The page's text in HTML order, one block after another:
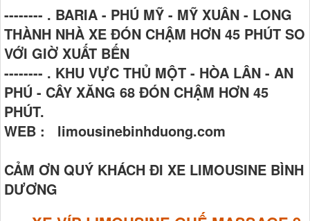
-------- . BARIA - PHÚ MỸ - MỸ XUÂN - LONG
THÀNH NHÀ XE ĐÓN CHẬM HƠN 45 PHÚT SO
VỚI GIỜ XUẤT BẾN
-------- . KHU VỰC THỦ MỘT - HÒA LÂN - AN
PHÚ - CÂY XĂNG 68 ĐÓN CHẬM HƠN 45
PHÚT.
WEB : limousinebinhduong.com
CẢM ƠN QUÝ KHÁCH ĐI XE LIMOUSINE BÌNH
DƯƠNG